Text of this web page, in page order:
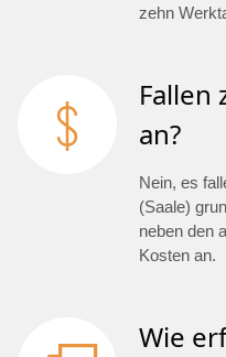
zehn
Fallen
an?
Nein, es
(Saale)
neben den
Kosten an.
Wie